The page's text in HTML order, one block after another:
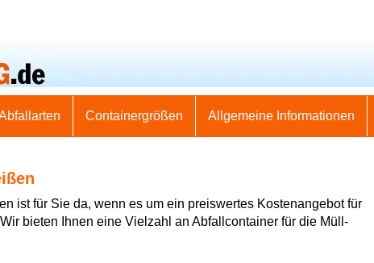
Containergrößen Allgemeine Informationen
ist für Sie da, wenn es um ein preiswertes Kostenangebot für
bieten Ihnen eine Vielzahl an Abfallcontainer für die Müll-